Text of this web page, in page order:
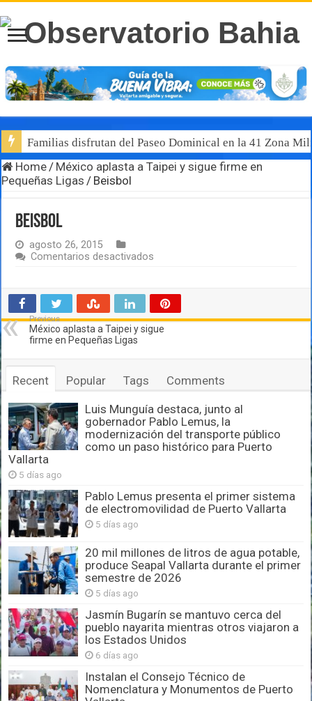
Familias disfrutan del Paseo Dominical en la 41 Zona
Home/ México aplasta a Taipei y sigue firme en
Pequeñas Ligas / Beisbol
Beisbol
agosto 26, 2015
Comentarios desactivados
Previous
México aplasta a Taipei y sigue
firme en Pequeñas Ligas
Recent Popular Tags Comments
Luis Munguía destaca, junto al
gobernador Pablo Lemus, la
modernización del transporte público
como un paso histórico para Puerto
Vallarta
5 días ago
Pablo Lemus presenta el primer sistema
de electromovilidad de Puerto Vallarta
5 días ago
20 mil millones de litros de agua potable,
produce Seapal Vallarta durante el primer
semestre de 2026
5 días ago
Jasmín Bugarín se mantuvo cerca del
pueblo nayarita mientras otros viajaron a
los Estados Unidos
6 días ago
Instalan el Consejo Técnico de
Nomenclatura y Monumentos de Puerto